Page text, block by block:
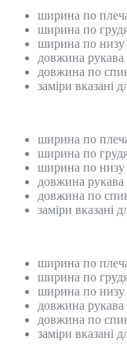
ширина по
ширина по
ширина по низу
довжина рукава
довжина по
заміри вказані
ширина по
ширина по
ширина по низу
довжина рукава
довжина по
заміри вказані
ширина по
ширина по
ширина по низу
довжина рукава
довжина по
заміри вказані